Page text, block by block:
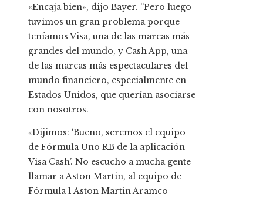
«Encaja bien», dijo Bayer. “Pero luego
tuvimos un gran problema porque
teníamos Visa, una de las marcas más
grandes del mundo, y Cash App, una
de las marcas más espectaculares del
mundo financiero, especialmente en
Estados Unidos, que querían asociarse
con nosotros.
«Dijimos: ‘Bueno, seremos el equipo
de Fórmula Uno RB de la aplicación
Visa Cash’. No escucho a mucha gente
llamar a Aston Martin, al equipo de
Fórmula 1 Aston Martin Aramco